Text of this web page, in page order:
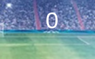
0